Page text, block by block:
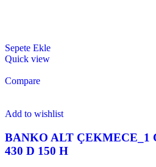
Sepete Ekle
Quick view
Compare
Add to wishlist
BANKO ALT ÇEKMECE_1
430 D 150 H